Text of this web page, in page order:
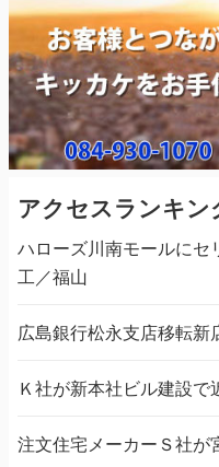
アクセスランキン
ハローズ川南モールにセ
工／福山
広島銀行松永支店移転新
Ｋ社が新本社ビル建設
注文住宅メーカーＳ社が